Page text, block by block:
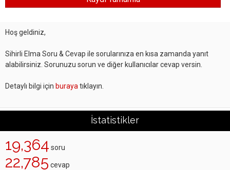
Hoş geldiniz,
Sihirli Elma Soru & Cevap ile sorularınıza en kısa zamanda yanıt
alabilirsiniz. Sorunuzu sorun ve diğer kullanıcılar cevap versin.
Detaylı bilgi için buraya tıklayın.
İstatistikler
19,364 soru
22,785 cevap